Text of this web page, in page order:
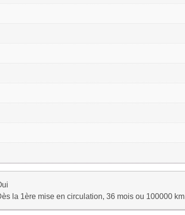
la 1ère mise en circulation, 36 mois ou 100000 km